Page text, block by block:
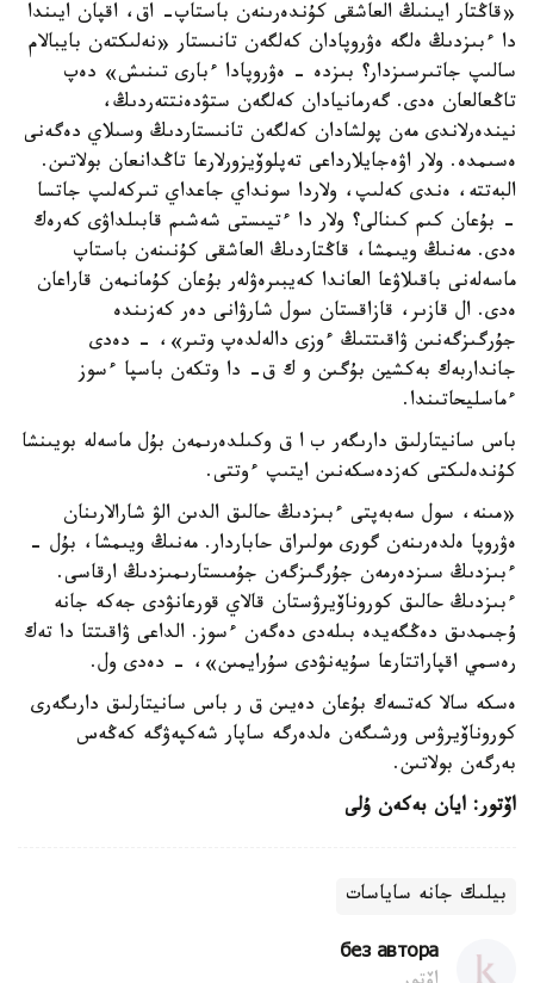
«قاڭتار ايىنىڭ العاشقى كۇندەرىنەن باستاپ- اق، اقپان ايىندا
دا ءبىزدىڭ ەلگە ەۋروپادان كەلگەن تانىستار «نەلىكتەن بايبالام
سالىپ جاتىرسىزدار؟ بىزدە - ەۋروپادا ءبارى تىنىش» دەپ
تاڭعالعان ەدى. گەرمانيادان كەلگەن ستۋدەنتتەردىڭ،
نيندەرلاندى مەن پولشادان كەلگەن تانىستاردىڭ وسىلاي دەگەنى
ەسىمدە. ولار اۋەجايلارداعى تەپلوۆيزورلارعا تاڭدانعان بولاتىن.
البەتتە، ەندى كەلىپ، ولاردا سونداي جاعداي تىركەلىپ جاتسا
- بۇعان كىم كىنالى؟ ولار دا ءتيىستى شەشىم قابىلداۋى كەرەك
ەدى. مەنىڭ ويىمشا، قاڭتاردىڭ العاشقى كۇنىنەن باستاپ
ماسەلەنى باقىلاۋعا العاندا كەيبىرەۋلەر بۇعان كۇمانمەن قاراعان
ەدى. ال قازىر، قازاقستان سول شارۋانى دەر كەزىندە
جۇرگىزگەنىن ۋاقىتتىڭ ءوزى دالەلدەپ وتىر»، - دەدى
جانداربەك بەكشين بۇگىن و ك ق- دا وتكەن باسپا ءسوز
ءماسليحاتىندا.
باس سانيتارلىق دارىگەر ب ا ق وكىلدەرىمەن بۇل ماسەلە بويىنشا
كۇندەلىكتى كەزدەسكەنىن ايتىپ ءوتتى.
«مىنە، سول سەبەپتى ءبىزدىڭ حالىق الدىن الۋ شارالارىنان
ەۋروپا ەلدەرىنەن گورى مولىراق حاباردار. مەنىڭ ويىمشا، بۇل -
ءبىزدىڭ سىزدەرمەن جۇرگىزگەن جۇمىستارىمىزدىڭ ارقاسى.
ءبىزدىڭ حالىق كوروناۆيرۋستان قالاي قورعانۋدى جەكە جانە
ۇجىمدىق دەڭگەيدە بىلەدى دەگەن ءسوز. الداعى ۋاقىتتا دا تەك
رەسمي اقپاراتتارعا سۇيەنۋدى سۇرايمىن»، - دەدى ول.
ەسكە سالا كەتسەك بۇعان دەيىن ق ر باس سانيتارلىق دارىگەرى
كوروناۆيرۋس ورشىگەن ەلدەرگە ساپار شەكپەۋگە كەڭەس
بەرگەن بولاتىن.
اۆتور: ايان بەكەن ۇلى
بيلىك جانە ساياسات
без автора